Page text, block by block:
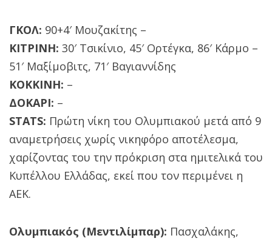
ΓΚΟΛ: 90+4′ Μουζακίτης –
ΚΙΤΡΙΝΗ: 30′ Τσικίνιο, 45′ Ορτέγκα, 86′ Κάρμο –
51′ Μαξίμοβιτς, 71′ Βαγιαννίδης
ΚΟΚΚΙΝΗ: –
ΔΟΚΑΡΙ: –
STATS: Πρώτη νίκη του Ολυμπιακού μετά από 9
αναμετρήσεις χωρίς νικηφόρο αποτέλεσμα,
χαρίζοντας του την πρόκριση στα ημιτελικά του
Κυπέλλου Ελλάδας, εκεί που τον περιμένει η
ΑΕΚ.
Ολυμπιακός (Μεντιλίμπαρ): Πασχαλάκης,